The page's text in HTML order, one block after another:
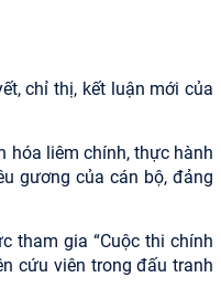
chỉ thị, kết luận mới của
hóa liêm chính, thực hành
gương của cán bộ, đảng
tham gia “Cuộc thi chính
cứu viên trong đấu tranh